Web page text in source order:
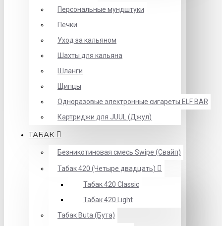
Персональные мундштуки
Печки
Уход за кальяном
Шахты для кальяна
Шланги
Щипцы
Одноразовые электронные сигареты ELF BAR
Картриджи для JUUL (Джул)
ТАБАК
Безникотиновая смесь Swipe (Свайп)
Табак 420 (Четыре двадцать)
Табак 420 Classic
Табак 420 Light
Табак Buta (Бута)